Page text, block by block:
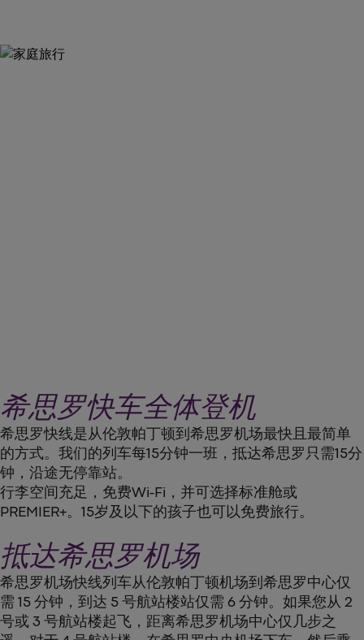
希思罗快车全体登机
希思罗快线是从伦敦帕丁顿到希思罗机场最快且最简单
的方式。我们的列车每15分钟一班，抵达希思罗只需15分
钟，沿途无停靠站。
行李空间充足，免费Wi-Fi，并可选择标准舱或
PREMIER+。15岁及以下的孩子也可以免费旅行。
抵达希思罗机场
希思罗机场快线列车从伦敦帕丁顿机场到希思罗中心仅
需 15 分钟，到达 5 号航站楼站仅需 6 分钟。如果您从 2
号或 3 号航站楼起飞，距离希思罗机场中心仅几步之